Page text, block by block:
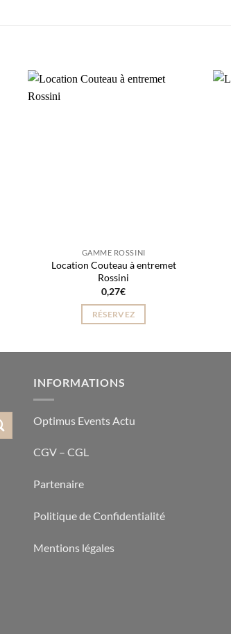
GAMME ROSSINI
Location Couteau à entremet
Rossini
0,27€
RÉSERVEZ
INFORMATIONS
Optimus Events Actu
CGV – CGL
Partenaire
Politique de Confidentialité
Mentions légales